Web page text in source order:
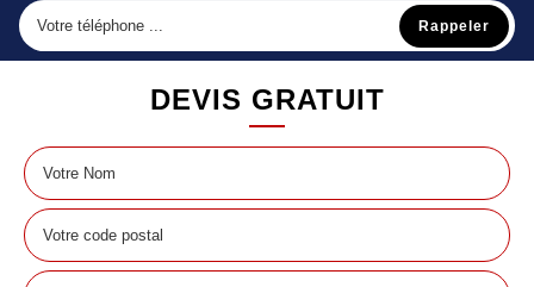
DEVIS GRATUIT